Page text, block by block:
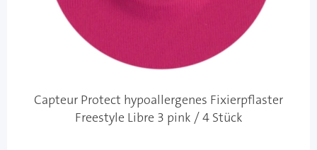
Capteur Protect hypoallergenes Fixierpflaster
Freestyle Libre 3 pink / 4 Stück